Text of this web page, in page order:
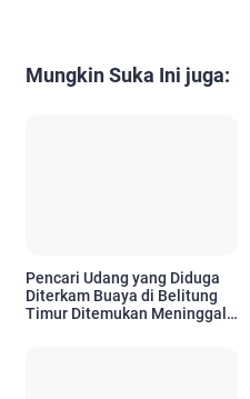
Mungkin Suka Ini juga:
Pencari Udang yang Diduga
Diterkam Buaya di Belitung
Timur Ditemukan Meninggal,